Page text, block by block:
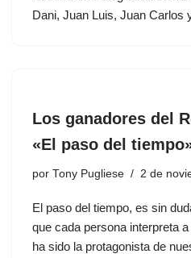
Dani, Juan Luis, Juan Carlos
Los ganadores del
«El paso del
por Tony Pugliese 2 de
El paso del tiempo, es sin
que cada persona interpreta
ha sido la protagonista de